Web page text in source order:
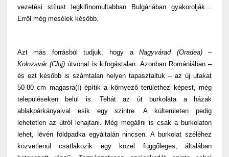
vezetési stílust legkifinomultabban Bulgáriában gyakorolják…
Erről még mesélek később.
Azt más forrásból tudjuk, hogy aNagyvárad (Oradea) –
Kolozsvár (Cluj) útvonal is kifogástalan. Azonban Romániában –
és ezt később is számtalan helyen tapasztaltuk – az új utakat
50-80 cm magasra(!) építik a környező területhez képest, még
településeken belül is. Tehát az út burkolata a házak
ablakpárkányaival esik egy szintre. A külterületen pedig
lehetetlen az útról lehajtani. Még megállni is csak a burkolaton
lehet, lévén földpadka egyáltalán nincsen. A burkolat széléhez
közvetlenül csatlakozik egy közel függőleges, általában